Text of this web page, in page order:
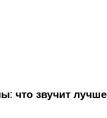
что звучит лучше